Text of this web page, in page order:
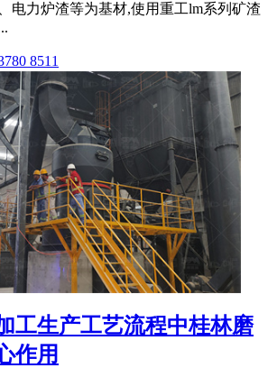
电力炉渣等为基材,使用重工lm系列矿渣
8511
工生产工艺流程中桂林磨
作用